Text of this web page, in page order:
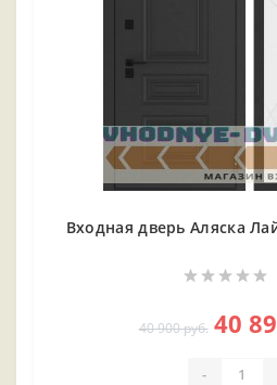
Входная дверь Аляска
40 900 руб. 40
-